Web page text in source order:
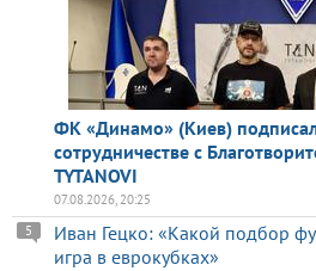
ФК «Динамо» (Киев)
сотрудничестве с
TYTANOVI
07.08.2026, 20:25
Иван Гецко: «Какой подбор
игра в еврокубках»
5